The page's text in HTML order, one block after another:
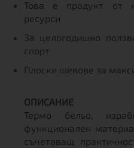
Това е продукт от
ресурси
За целогодишно
спорт
Плоски шевове за
ОПИСАНИЕ
Термо бельо,
функционален
съчетаващ